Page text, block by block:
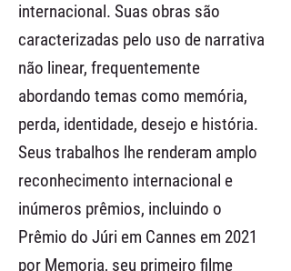
internacional. Suas obras são
caracterizadas pelo uso de narrativa
não linear, frequentemente
abordando temas como memória,
perda, identidade, desejo e história.
Seus trabalhos lhe renderam amplo
reconhecimento internacional e
inúmeros prêmios, incluindo o
Prêmio do Júri em Cannes em 2021
por Memoria, seu primeiro filme